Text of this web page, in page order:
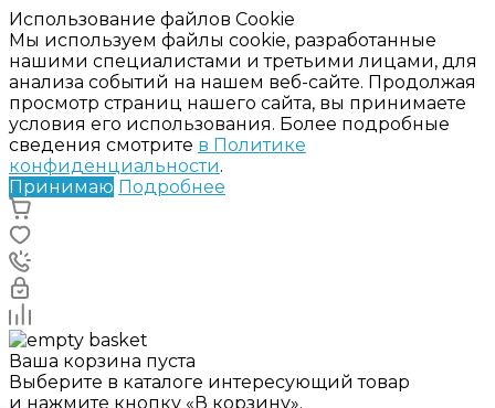
Использование файлов Cookie
Мы используем файлы cookie, разработанные
нашими специалистами и третьими лицами, для
анализа событий на нашем веб-сайте. Продолжая
просмотр страниц нашего сайта, вы принимаете
условия его использования. Более подробные
сведения смотрите в Политике
конфиденциальности.
Принимаю Подробнее
Ваша корзина пуста
Выберите в каталоге интересующий товар
и нажмите кнопку «В корзину».